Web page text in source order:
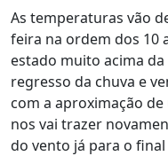
As temperaturas vão
feira na ordem dos 10
estado muito acima
regresso da chuva e
com a aproximação
nos vai trazer
do vento já para o